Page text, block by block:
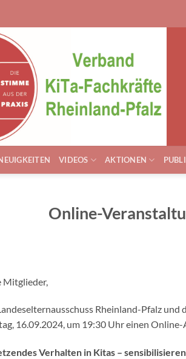
VIDEOS AKTIONEN
Online-
Mitglieder,
Rheinland-Pfalz
16.09.2024, um 19:30 Uhr einen Online-
Verhalten in Kitas –